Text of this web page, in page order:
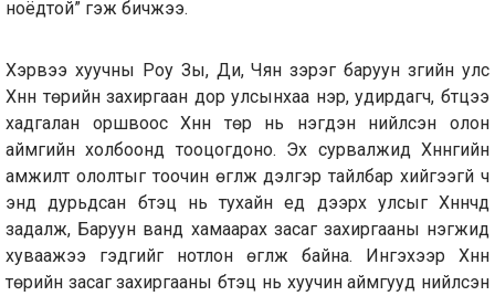
ноёдтой” гэж бичжээ.
Хэрвээ хуучны Роу Зы, Ди, Чян зэрэг баруун зүгийн улс
Хүннү төрийн захиргаан дор улсынхаа нэр, удирдагч, бүтцээ
хадгалан оршвоос Хүннү төр нь нэгдэн нийлсэн олон
аймгийн холбоонд тооцогдоно. Эх сурвалжид Хүннүгийн
амжилт ололтыг тоочин өгүүлж дэлгэр тайлбар хийгээгүй ч
энд дурьдсан бүтэц нь тухайн үед дээрх улсыг Хүннүчүүд
задалж, Баруун ванд хамаарах засаг захиргааны нэгжид
хуваажээ гэдгийг нотлон өгүүлж байна. Ингэхээр Хүннү
төрийн засаг захиргааны бүтэц нь хуучин аймгууд нийлсэн